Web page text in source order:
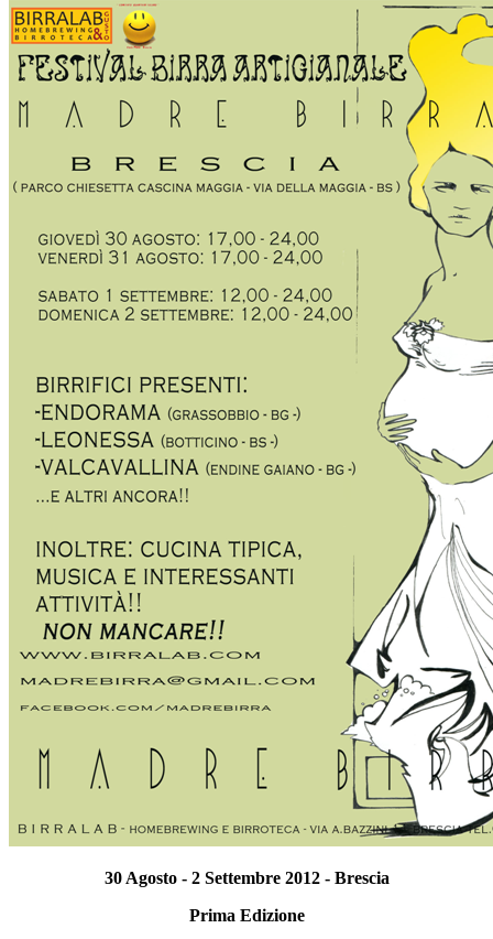
30 Agosto - 2 Settembre 2012 - Brescia
Prima Edizione